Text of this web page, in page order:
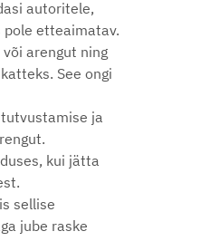
autoritele,
etteaimatav.
arengut ning
See ongi
ja
kui jätta
sellise
jube raske